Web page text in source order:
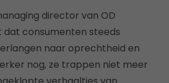
director van OD
dat consumenten steeds
naar oprechtheid en
nog, ze trappen niet meer